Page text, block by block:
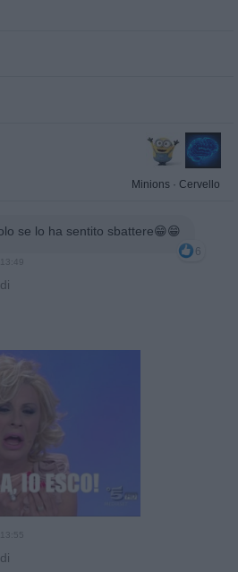
Minions · Cervello
se lo ha sentito sbattere😁😁
6